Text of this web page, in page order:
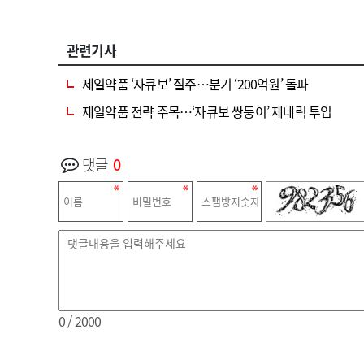
관련기사
제일약품 ‘자큐보’ 질주…분기 ‘200억원’ 돌파
제일약품 전략 주목…‘자큐보 쌍둥이’ 제네릭 투입
댓글 0
0/ 2000